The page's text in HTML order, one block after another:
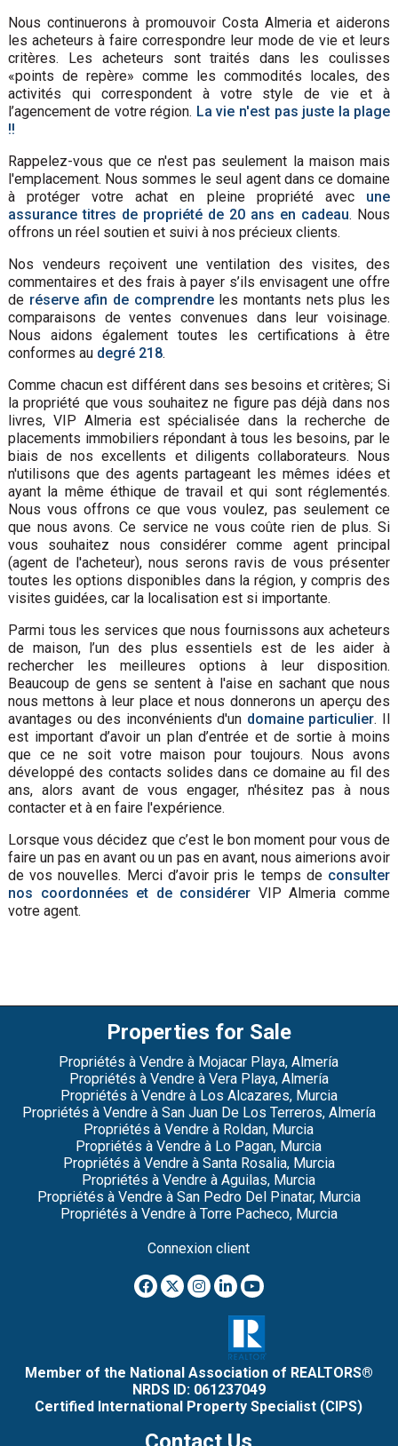
Nous continuerons à promouvoir Costa Almeria et aiderons
les acheteurs à faire correspondre leur mode de vie et leurs
critères. Les acheteurs sont traités dans les coulisses
«points de repère» comme les commodités locales, des
activités qui correspondent à votre style de vie et à
l’agencement de votre région. La vie n'est pas juste la plage
!!
Rappelez-vous que ce n'est pas seulement la maison mais
l'emplacement. Nous sommes le seul agent dans ce domaine
à protéger votre achat en pleine propriété avec une
assurance titres de propriété de 20 ans en cadeau. Nous
offrons un réel soutien et suivi à nos précieux clients.
Nos vendeurs reçoivent une ventilation des visites, des
commentaires et des frais à payer s’ils envisagent une offre
de réserve afin de comprendreles montants nets plus les
comparaisons de ventes convenues dans leur voisinage.
Nous aidons également toutes les certifications à être
conformes au degré 218.
Comme chacun est différent dans ses besoins et critères; Si
la propriété que vous souhaitez ne figure pas déjà dans nos
livres, VIP Almeria est spécialisée dans la recherche de
placements immobiliers répondant à tous les besoins, par le
biais de nos excellents et diligents collaborateurs. Nous
n'utilisons que des agents partageant les mêmes idées et
ayant la même éthique de travail et qui sont réglementés.
Nous vous offrons ce que vous voulez, pas seulement ce
que nous avons. Ce service ne vous coûte rien de plus. Si
vous souhaitez nous considérer comme agent principal
(agent de l'acheteur), nous serons ravis de vous présenter
toutes les options disponibles dans la région, y compris des
visites guidées, car la localisation est si importante.
Parmi tous les services que nous fournissons aux acheteurs
de maison, l’un des plus essentiels est de les aider à
rechercher les meilleures options à leur disposition.
Beaucoup de gens se sentent à l'aise en sachant que nous
nous mettons à leur place et nous donnerons un aperçu des
avantages ou des inconvénients d'un domaine particulier. Il
est important d’avoir un plan d’entrée et de sortie à moins
que ce ne soit votre maison pour toujours. Nous avons
développé des contacts solides dans ce domaine au fil des
ans, alors avant de vous engager, n'hésitez pas à nous
contacter et à en faire l'expérience.
Lorsque vous décidez que c’est le bon moment pour vous de
faire un pas en avant ou un pas en avant, nous aimerions avoir
de vos nouvelles. Merci d’avoir pris le temps de consulter
nos coordonnées et de considérer VIP Almeria comme
votre agent.
Properties for Sale
Propriétés à Vendre à Mojacar Playa, Almería
Propriétés à Vendre à Vera Playa, Almería
Propriétés à Vendre à Los Alcazares, Murcia
Propriétés à Vendre à San Juan De Los Terreros, Almería
Propriétés à Vendre à Roldan, Murcia
Propriétés à Vendre à Lo Pagan, Murcia
Propriétés à Vendre à Santa Rosalia, Murcia
Propriétés à Vendre à Aguilas, Murcia
Propriétés à Vendre à San Pedro Del Pinatar, Murcia
Propriétés à Vendre à Torre Pacheco, Murcia
Connexion client
Member of the National Association of REALTORS®
NRDS ID: 061237049
Certified International Property Specialist (CIPS)